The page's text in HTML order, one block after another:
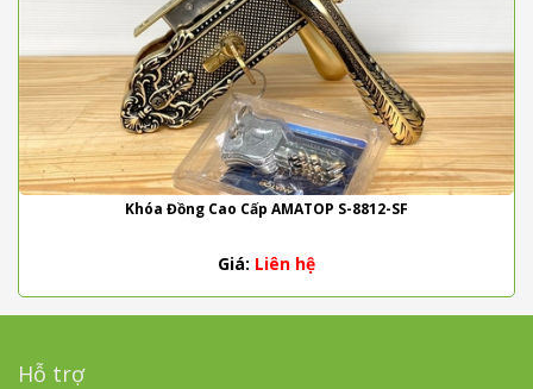
Khóa Đồng Cao Cấp AMATOP S-8812-SF
Giá: Liên hệ
Hỗ trợ